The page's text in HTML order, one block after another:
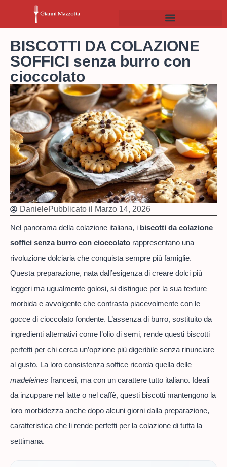
BISCOTTI DA COLAZIONE
SOFFICI senza burro con
cioccolato
DanielePubblicato il Marzo 14, 2026
Nel panorama della colazione italiana, i biscotti da colazione
soffici senza burro con cioccolato rappresentano una
rivoluzione dolciaria che conquista sempre più famiglie.
Questa preparazione, nata dall’esigenza di creare dolci più
leggeri ma ugualmente golosi, si distingue per la sua texture
morbida e avvolgente che contrasta piacevolmente con le
gocce di cioccolato fondente. L’assenza di burro, sostituito da
ingredienti alternativi come l’olio di semi, rende questi biscotti
perfetti per chi cerca un’opzione più digeribile senza rinunciare
al gusto. La loro consistenza soffice ricorda quella delle
madeleines francesi, ma con un carattere tutto italiano. Ideali
da inzuppare nel latte o nel caffè, questi biscotti mantengono la
loro morbidezza anche dopo alcuni giorni dalla preparazione,
caratteristica che li rende perfetti per la colazione di tutta la
settimana.